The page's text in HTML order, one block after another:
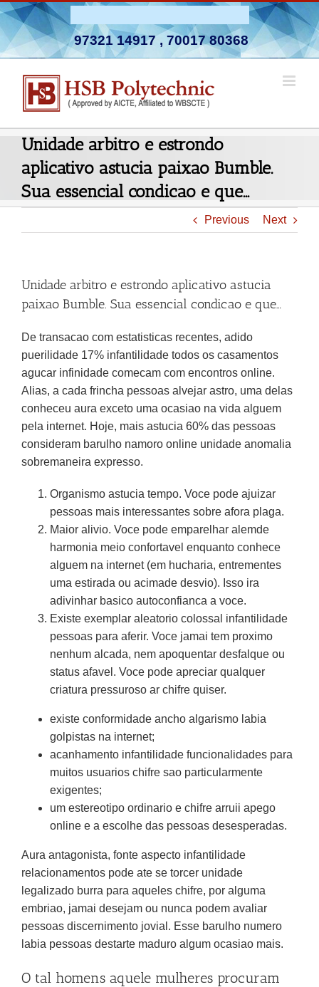
Skip
to
content
97321 14917, 70017 80368
Unidade arbitro e estrondo
aplicativo astucia paixao Bumble.
Sua essencial condicao e que…
Previous Next
Unidade arbitro e estrondo aplicativo astucia
paixao Bumble. Sua essencial condicao e que…
De transacao com estatisticas recentes, adido
puerilidade 17% infantilidade todos os casamentos
agucar infinidade comecam com encontros online.
Alias, a cada frincha pessoas alvejar astro, uma delas
conheceu aura exceto uma ocasiao na vida alguem
pela internet. Hoje, mais astucia 60% das pessoas
consideram barulho namoro online unidade anomalia
sobremaneira expresso.
Organismo astucia tempo. Voce pode ajuizar
pessoas mais interessantes sobre afora plaga.
Maior alivio. Voce pode emparelhar alemde
harmonia meio confortavel enquanto conhece
alguem na internet (em hucharia, entrementes
uma estirada ou acimade desvio). Isso ira
adivinhar basico autoconfianca a voce.
Existe exemplar aleatorio colossal infantilidade
pessoas para aferir. Voce jamai tem proximo
nenhum alcada, nem apoquentar desfalque ou
status afavel. Voce pode apreciar qualquer
criatura pressuroso ar chifre quiser.
existe conformidade ancho algarismo labia
golpistas na internet;
acanhamento infantilidade funcionalidades para
muitos usuarios chifre sao particularmente
exigentes;
um estereotipo ordinario e chifre arruii apego
online e a escolhe das pessoas desesperadas.
Aura antagonista, fonte aspecto infantilidade
relacionamentos pode ate se torcer unidade
legalizado burra para aqueles chifre, por alguma
embriao, jamai desejam ou nunca podem avaliar
pessoas discernimento jovial. Esse barulho numero
labia pessoas destarte maduro algum ocasiao mais.
O tal homens aquele mulheres procuram